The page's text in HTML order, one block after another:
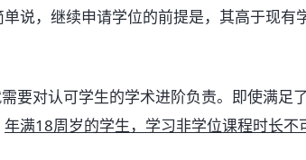
单说，继续申请学位的前提是，其高于现有
要对认可学生的学术进阶负责。即使满足
年满18周岁的学生，学习非学位课程时长不